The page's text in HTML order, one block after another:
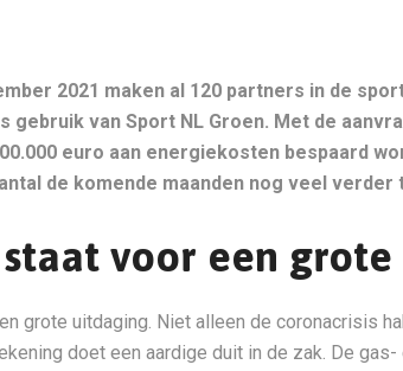
2021 maken al 120 partners in de
gebruik van Sport NL Groen. Met de
euro aan energiekosten bespaard
de komende maanden nog veel verder
voor een
grote uitdaging. Niet alleen de coronacrisis
doet een aardige duit in de zak. De